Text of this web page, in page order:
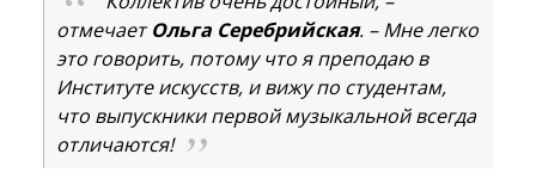
отмечаетОльга Серебрийская. – Мне легко
это говорить, потому что я преподаю в
Институте искусств, и вижу по студентам,
что выпускники первой музыкальной всегда
отличаются!